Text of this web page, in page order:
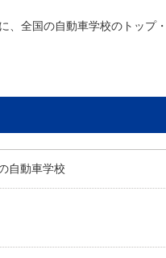
、全国の自動車学校のトップ・
自動車学校